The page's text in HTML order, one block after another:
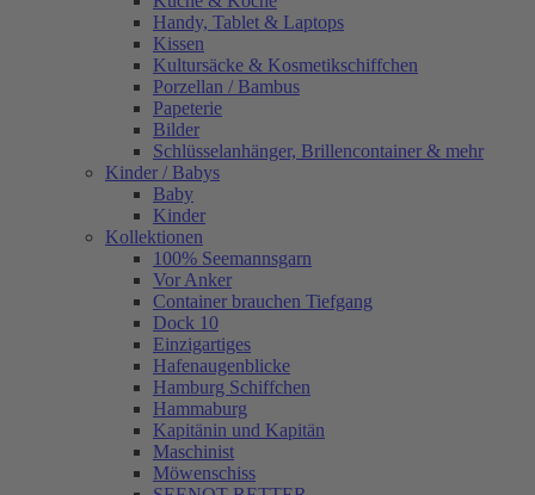
Handy, Tablet & Laptops
Kissen
Kultursäcke & Kosmetikschiffchen
Porzellan / Bambus
Papeterie
Bilder
Schlüsselanhänger, Brillencontainer & mehr
Kinder / Babys
Baby
Kinder
Kollektionen
100% Seemannsgarn
Vor Anker
Container brauchen Tiefgang
Dock 10
Einzigartiges
Hafenaugen­blicke
Hamburg Schiffchen
Hammaburg
Kapitänin und Kapitän
Maschinist
Möwenschiss